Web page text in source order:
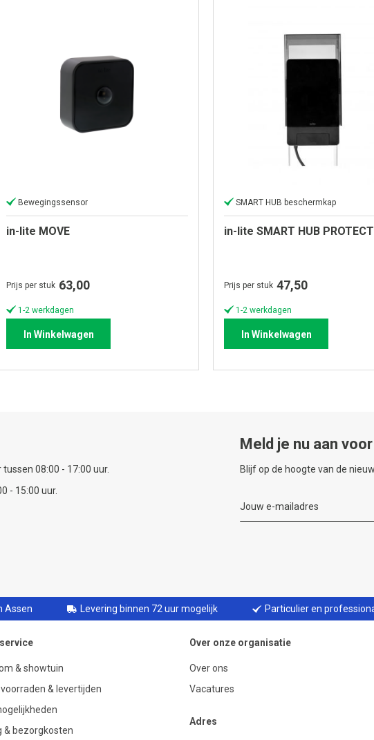
Bewegingssensor
in-lite MOVE
Prijs per stuk 63,00
1-2 werkdagen
In Winkelwagen
SMART HUB beschermkap
in-lite SMART HUB
Prijs per stuk 47,50
1-2 werkdagen
In Winkelwagen
08:00 - 17:00 uur.
- 15:00 uur.
Meld je nu aan
Blijf op de hoogte van de
Assen Levering binnen 72 uur mogelijk Particulier en
& showtuin
& levertijden
& bezorgkosten
Over onze organisatie
Over ons
Vacatures
Adres